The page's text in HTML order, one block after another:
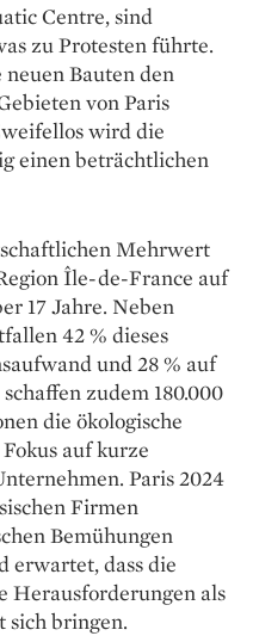
Centre, sind
zu Protesten führte.
Bauten den
von Paris
wird die
einen beträchtlichen
Mehrwert
Île-de-France auf
17 Jahre. Neben
42 % dieses
und 28 % auf
zudem 180.000
die ökologische
auf kurze
Paris 2024
Firmen
Bemühungen
erwartet, dass die
Herausforderungen als
sich bringen.